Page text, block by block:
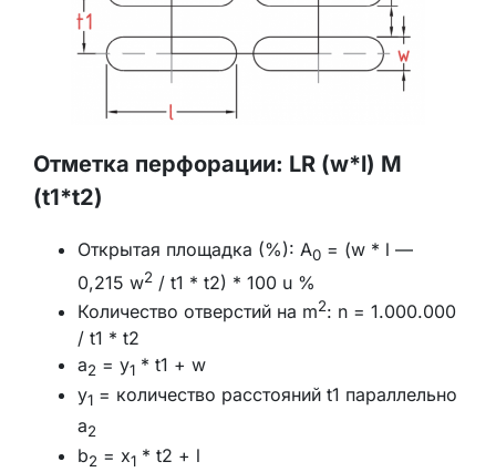
Отметка перфорации: LR (w*l) M
(t1*t2)
Открытая площадка (%): A0 = (w * l —
0,215 w2 / t1 * t2) * 100 u %
Количество отверстий на m2: n = 1.000.000
/ t1 * t2
a2 = y1 * t1 + w
y1 = количество расстояний t1 параллельно
a2
b2 = x1 * t2 + l